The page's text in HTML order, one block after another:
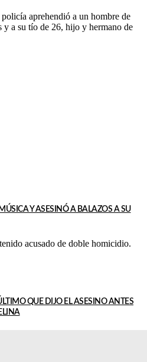
aprehendió a un hombre de
a su tío de 26, hijo y hermano de
Y ASESINÓ A BALAZOS A SU
acusado de doble homicidio.
QUE DIJO EL ASESINO ANTES